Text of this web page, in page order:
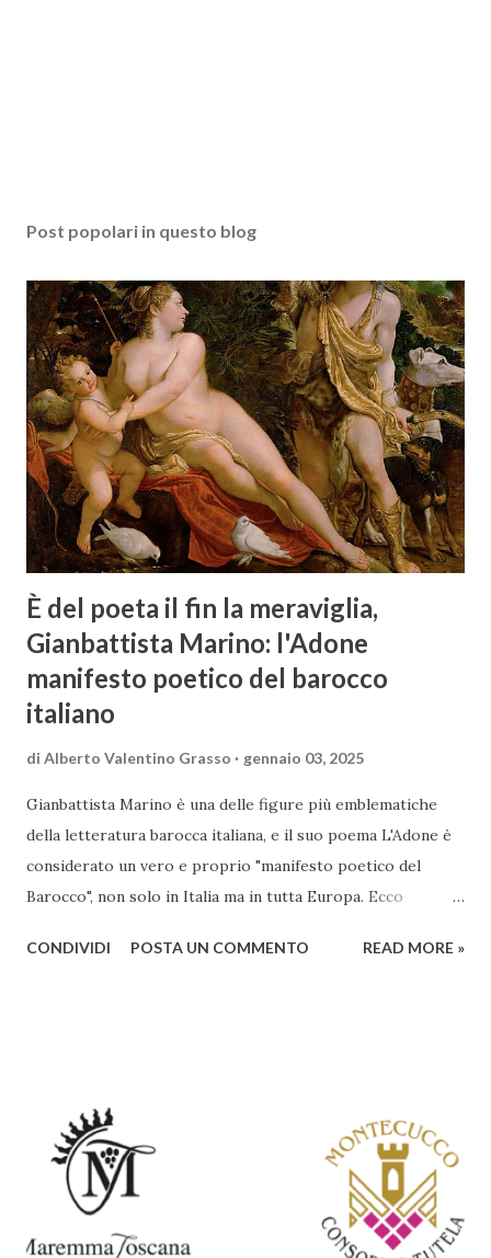
Post popolari in questo blog
È del poeta il fin la meraviglia,
Gianbattista Marino: l'Adone
manifesto poetico del barocco
italiano
di Alberto Valentino Grasso gennaio 03, 2025
Gianbattista Marino è una delle figure più emblematiche
della letteratura barocca italiana, e il suo poema L'Adone è
considerato un vero e proprio "manifesto poetico del
Barocco", non solo in Italia ma in tutta Europa. Ecco
rendono un'opera fondamentale per il periodo. Marino fu
abbracciando invece i principi del Barocco: l'arte come
meraviglia, l'ostentazione della tecnica e la ricerca del
sorprendente. Marino visse in un'epoca di grandi
cambiamenti culturali e sociali, e la sua opera riflette questa
complessità. L'Adone è un poema epico-mitologico in 20
CONDIVIDI POSTA UN COMMENTO READ MORE »